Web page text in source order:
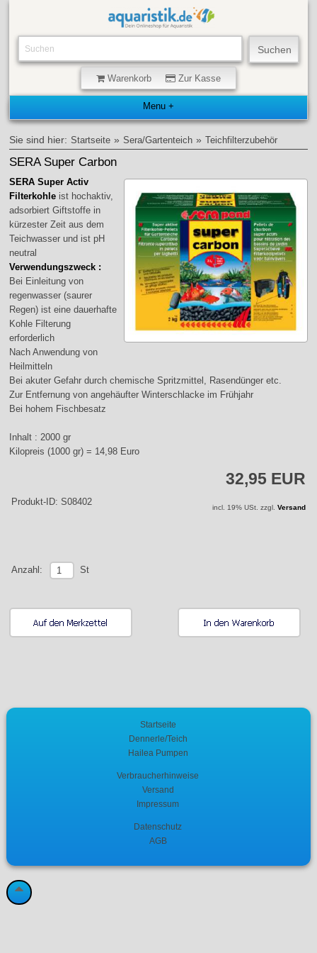
Warenkorb Zur Kasse
Sie sind hier: Startseite » Sera/Gartenteich » Teichfilterzubehör
SERA Super Carbon
SERA Super Activ
Filterkohle ist hochaktiv,
adsorbiert Giftstoffe in
kürzester Zeit aus dem
Teichwasser und ist pH
neutral
Verwendungszweck :
Bei Einleitung von
regenwasser (saurer
Regen) ist eine dauerhafte
Kohle Filterung
erforderlich
Nach Anwendung von
Heilmitteln
Bei akuter Gefahr durch chemische Spritzmittel, Rasendünger etc.
Zur Entfernung von angehäufter Winterschlacke im Frühjahr
Bei hohem Fischbesatz
Inhalt : 2000 gr
Kilopreis (1000 gr) = 14,98 Euro
32,95 EUR
Produkt-ID: S08402
incl. 19% USt. zzgl. Versand
Anzahl: St
Startseite
Dennerle/Teich
Hailea Pumpen
Verbraucherhinweise
Versand
Impressum
Datenschutz
AGB